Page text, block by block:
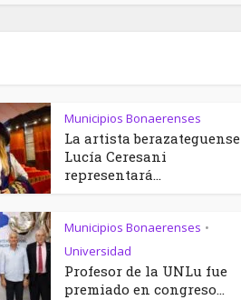
Municipios Bonaerenses
La artista berazateguense
Lucía Ceresani
representará...
Municipios Bonaerenses •
Universidad
Profesor de la UNLu fue
premiado en congreso...